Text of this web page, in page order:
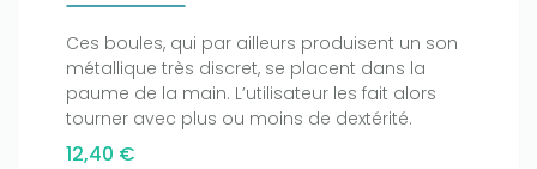
Ces boules, qui par ailleurs produisent un son
métallique très discret, se placent dans la
paume de la main. L’utilisateur les fait alors
tourner avec plus ou moins de dextérité.
12,40 €